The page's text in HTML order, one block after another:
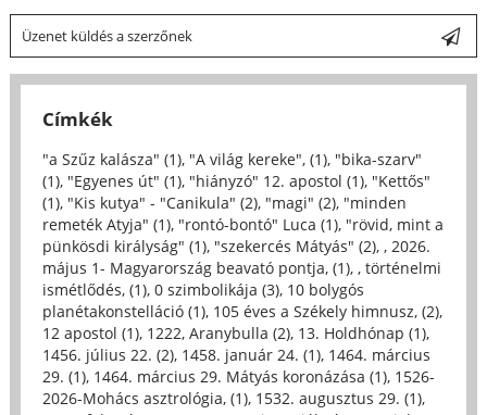
Üzenet küldés a szerzőnek
Címkék
"a Szűz kalásza" (1), "A világ kereke", (1), "bika-szarv"
(1), "Egyenes út" (1), "hiányzó" 12. apostol (1), "Kettős"
(1), "Kis kutya" - "Canikula" (2), "magi" (2), "minden
remeték Atyja" (1), "rontó-bontó" Luca (1), "rövid, mint a
pünkösdi királyság" (1), "szekercés Mátyás" (2), , 2026.
május 1- Magyarország beavató pontja, (1), , történelmi
ismétlődés, (1), 0 szimbolikája (3), 10 bolygós
planétakonstelláció (1), 105 éves a Székely himnusz, (2),
12 apostol (1), 1222, Aranybulla (2), 13. Holdhónap (1),
1456. július 22. (2), 1458. január 24. (1), 1464. március
29. (1), 1464. március 29. Mátyás koronázása (1), 1526-
2026-Mohács asztrológia, (1), 1532. augusztus 29. (1),